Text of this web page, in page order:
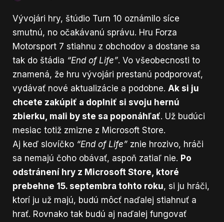
Vývojári hry, štúdio Turn 10 oznámilo síce
smutnú, no očakávanú správu. Hru Forza
Motorsport 7 stiahnu z obchodov a dostane sa
tak do štádia “End of Life”. Vo všeobecnosti to
znamená, že hru vývojári prestanú podporovať,
vydávať nové aktualizácie a podobne. Ak si ju
chcete zakúpiť a doplniť si svoju hernú
zbierku, mali by ste sa poponáhľať. Už budúci
mesiac totiž zmizne z Microsoft Store.
Aj keď slovíčko “End of Life” znie hrozivo, hráči
sa nemajú čoho obávať, aspoň zatiaľ nie. Po
odstránení hry z Microsoft Store, ktoré
prebehne 15. septembra tohto roku, si ju hráči,
ktorí ju už majú, budú môcť naďalej stiahnuť a
hrať. Rovnako tak budú aj naďalej fungovať